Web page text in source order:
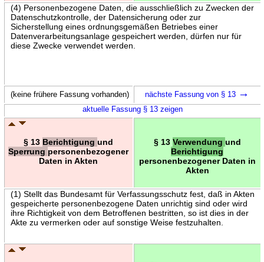
(4) Personenbezogene Daten, die ausschließlich zu Zwecken der
Datenschutzkontrolle, der Datensicherung oder zur
Sicherstellung eines ordnungsgemäßen Betriebes einer
Datenverarbeitungsanlage gespeichert werden, dürfen nur für
diese Zwecke verwendet werden.
(keine frühere Fassung vorhanden) nächste Fassung von § 13 →
aktuelle Fassung § 13 zeigen
§ 13 Berichtigung und
Sperrung personenbezogener
Daten in Akten
§ 13 Verwendung und
Berichtigung
personenbezogener Daten in
Akten
(1) Stellt das Bundesamt für Verfassungsschutz fest, daß in Akten
gespeicherte personenbezogene Daten unrichtig sind oder wird
ihre Richtigkeit von dem Betroffenen bestritten, so ist dies in der
Akte zu vermerken oder auf sonstige Weise festzuhalten.